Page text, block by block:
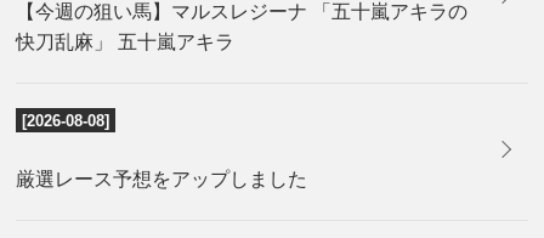
【今週の狙い馬】マルスレジーナ 「五十嵐アキラの
快刀乱麻」 五十嵐アキラ
[2026-08-08]
厳選レース予想をアップしました